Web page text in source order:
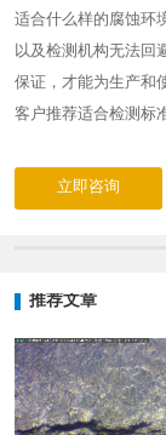
适合什么样的腐蚀环
以及检测机构无法回
保证，才能为生产和
客户推荐适合检测标
立即咨询
推荐文章